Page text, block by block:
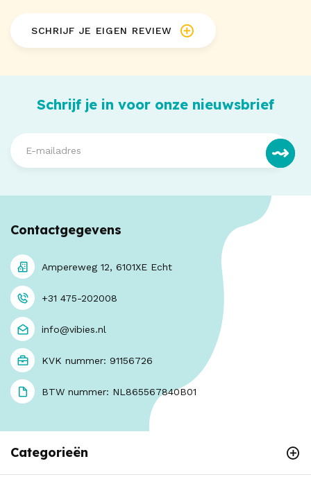
SCHRIJF JE EIGEN REVIEW
Schrijf je in voor onze nieuwsbrief
Contactgegevens
Ampereweg 12, 6101XE Echt
+31 475-202008
info@vibies.nl
KVK nummer: 91156726
BTW nummer: NL865567840B01
Categorieën